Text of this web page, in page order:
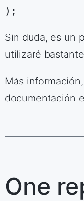
);
Sin duda, es un
utilizaré
Más
documentación
One